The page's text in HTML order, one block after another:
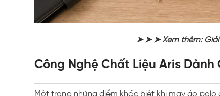
➤ ➤ ➤ Xem thêm: Giải
Công Nghệ Chất Liệu Aris Dành